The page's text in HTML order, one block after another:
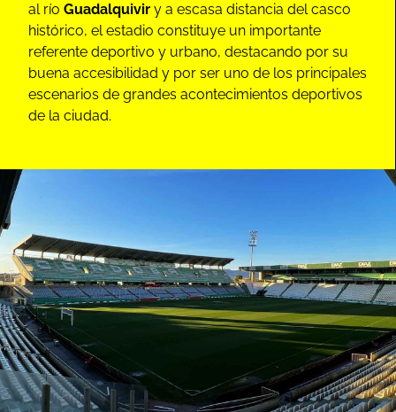
al río Guadalquivir y a escasa distancia del casco
histórico, el estadio constituye un importante
referente deportivo y urbano, destacando por su
buena accesibilidad y por ser uno de los principales
escenarios de grandes acontecimientos deportivos
de la ciudad.